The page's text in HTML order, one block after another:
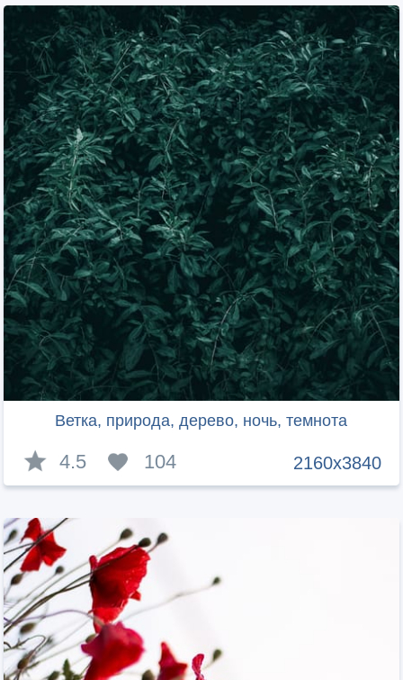
Ветка, природа, дерево, ночь, темнота
2160x3840
4.5 104